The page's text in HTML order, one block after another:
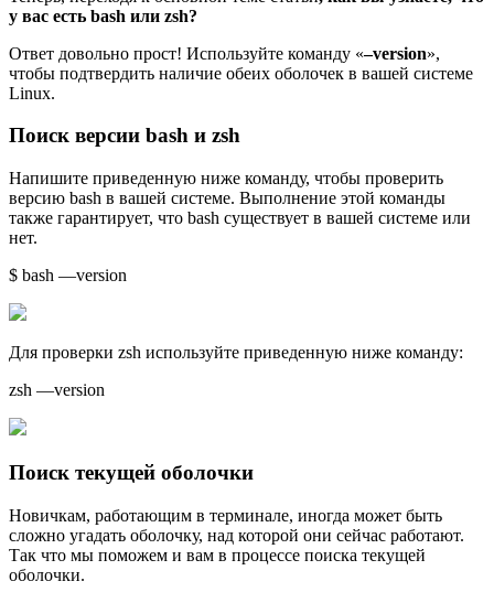
у вас есть bash или zsh?
Ответ довольно прост! Используйте команду «–version»,
чтобы подтвердить наличие обеих оболочек в вашей системе
Linux.
Поиск версии bash и zsh
Напишите приведенную ниже команду, чтобы проверить
версию bash в вашей системе. Выполнение этой команды
также гарантирует, что bash существует в вашей системе или
нет.
$ bash —version
Для проверки zsh используйте приведенную ниже команду:
zsh —version
Поиск текущей оболочки
Новичкам, работающим в терминале, иногда может быть
сложно угадать оболочку, над которой они сейчас работают.
Так что мы поможем и вам в процессе поиска текущей
оболочки.